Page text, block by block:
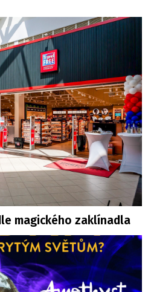
magického zaklínadla